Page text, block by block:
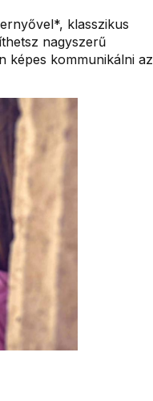
klasszikus
nagyszerű
képes kommunikálni az